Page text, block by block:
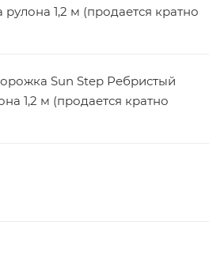
1,2 м (продается кратно
Sun Step Ребристый
1,2 м (продается кратно